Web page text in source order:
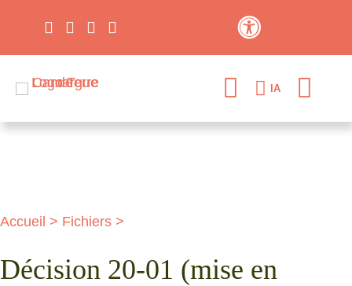
IA
Accueil > Fichiers >
Décision 20-01 (mise en